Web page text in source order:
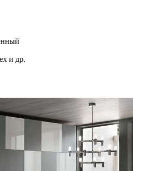
и др.